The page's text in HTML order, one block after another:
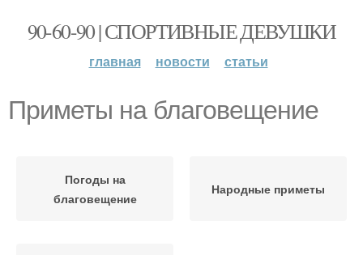
90-60-90 | СПОРТИВНЫЕ ДЕВУШКИ
главная новости статьи
Приметы на благовещение
Погоды на
благовещение
Народные приметы